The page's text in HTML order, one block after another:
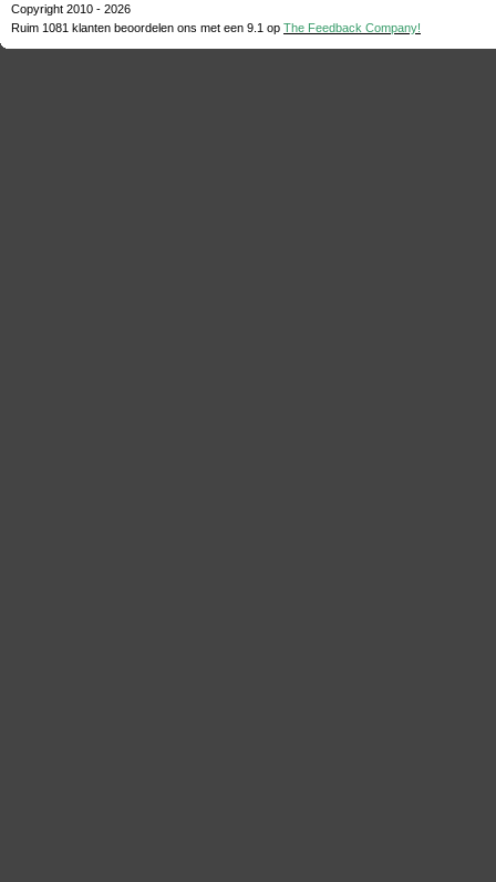
Copyright 2010 - 2026
Ruim 1081 klanten beoordelen ons met een 9.1 op The Feedback Company!